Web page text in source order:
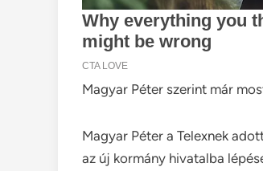
Magyar Péter szerint már
Magyar Péter a Telexnek
az új kormány hivatalba